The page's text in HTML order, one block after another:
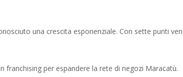
una crescita esponenziale. Con sette punti
franchising per espandere la rete di negozi Maracatù.